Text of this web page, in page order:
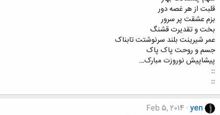
قلبت از هر غصه دور
بزم عشقت پر سرور
بخت و تقدیرت قشنگ
عمر شیرینت بلند سرنوشتت تابناک
جسم و روحت پاک پاک
پیشاپیش نوروزت مبارک…
::
::
yen
Feb 5, 2014